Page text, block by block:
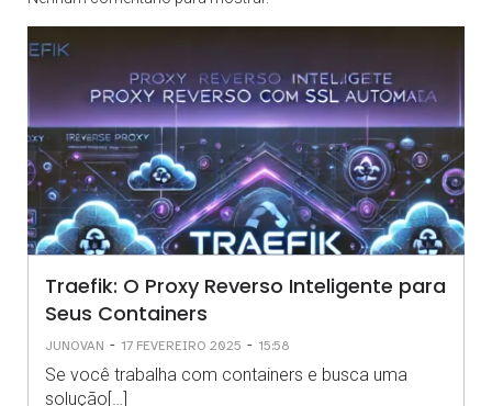
Traefik: O Proxy Reverso Inteligente para
Seus Containers
JUNOVAN - 17 FEVEREIRO 2025 - 15:58
Se você trabalha com containers e busca uma
solução[…]